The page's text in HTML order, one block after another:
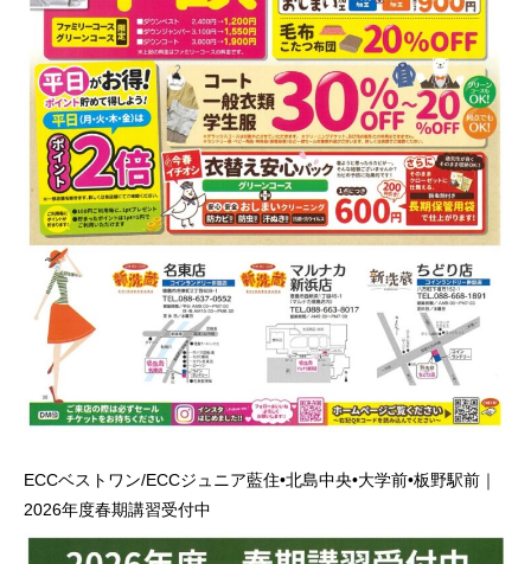
ECCベストワン/ECCジュニア藍住•北島中央•大学前•板野駅前｜
2026年度春期講習受付中